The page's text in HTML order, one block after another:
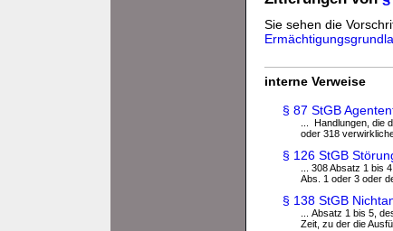
Sie sehen die
interne Verweise
§ 87 StGB
... Handlungen, die
oder 318
§ 126 StGB
... 308 Absatz 1 bis
Abs. 1 oder 3 oder
§ 138 StGB
... Absatz 1 bis 5,
Zeit, zu der die